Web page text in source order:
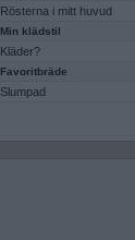
Rösterna i mitt huvud
Min klädstil
Kläder?
Favoritbräde
Slumpad